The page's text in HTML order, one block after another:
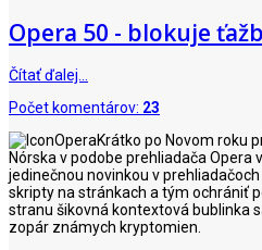
Opera 50 - blokuje
Čítať ďalej…
Počet komentárov: 23
Krátko po Novom roku
Nórska v podobe prehliadača Opera
jedinečnou novinkou v
skripty na stránkach a tým ochrániť
stranu šikovná kontextová bublinka
zopár známych kryptomien.